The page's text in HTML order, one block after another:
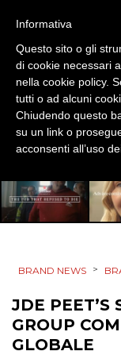
DATI
RICERCHE
PREVISIONI/
NORMATIVE
OPINIONI
BRAND NEWS >
JDE PEET’S
GROUP
GLOBALE
Informativa
Questo sito o gli
di cookie necessari
nella cookie policy.
tutti o ad alcuni
Chiudendo questo
su un link o
acconsenti all’uso